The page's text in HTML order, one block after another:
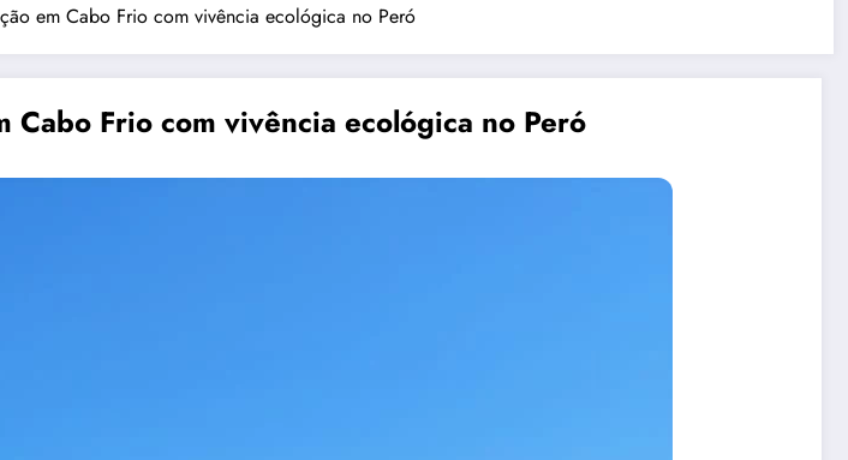
em Cabo Frio com vivência ecológica no Peró
Frio com vivência ecológica no Peró